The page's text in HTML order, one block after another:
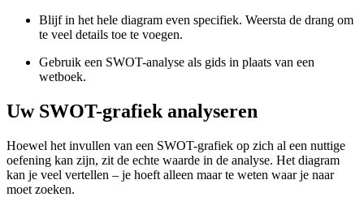
Blijf in het hele diagram even specifiek. Weersta de drang om
te veel details toe te voegen.
Gebruik een SWOT-analyse als gids in plaats van een
wetboek.
Uw SWOT-grafiek analyseren
Hoewel het invullen van een SWOT-grafiek op zich al een nuttige
oefening kan zijn, zit de echte waarde in de analyse. Het diagram
kan je veel vertellen – je hoeft alleen maar te weten waar je naar
moet zoeken.